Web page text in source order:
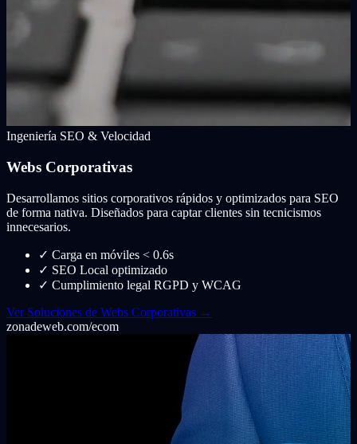
Ingeniería SEO & Velocidad
Webs Corporativas
Desarrollamos sitios corporativos rápidos y optimizados para SEO
de forma nativa. Diseñados para captar clientes sin tecnicismos
innecesarios.
✓ Carga en móviles < 0.6s
✓ SEO Local optimizado
✓ Cumplimiento legal RGPD y WCAG
Ver Soluciones de Webs Corporativas →
zonadeweb.com/ecom